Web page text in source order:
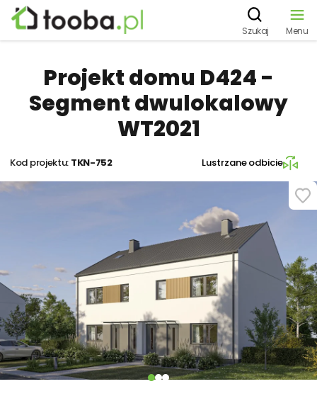
Szukaj Menu
Projekt domu D424 -
Segment dwulokalowy
WT2021
Kod projektu: TKN-752 Lustrzane odbicie